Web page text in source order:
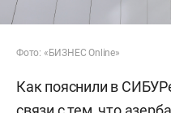
Фото: «БИЗНЕС Online»
Как пояснили в